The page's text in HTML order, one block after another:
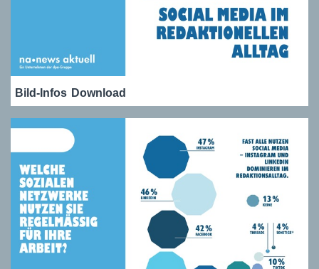
Bild-Infos Download